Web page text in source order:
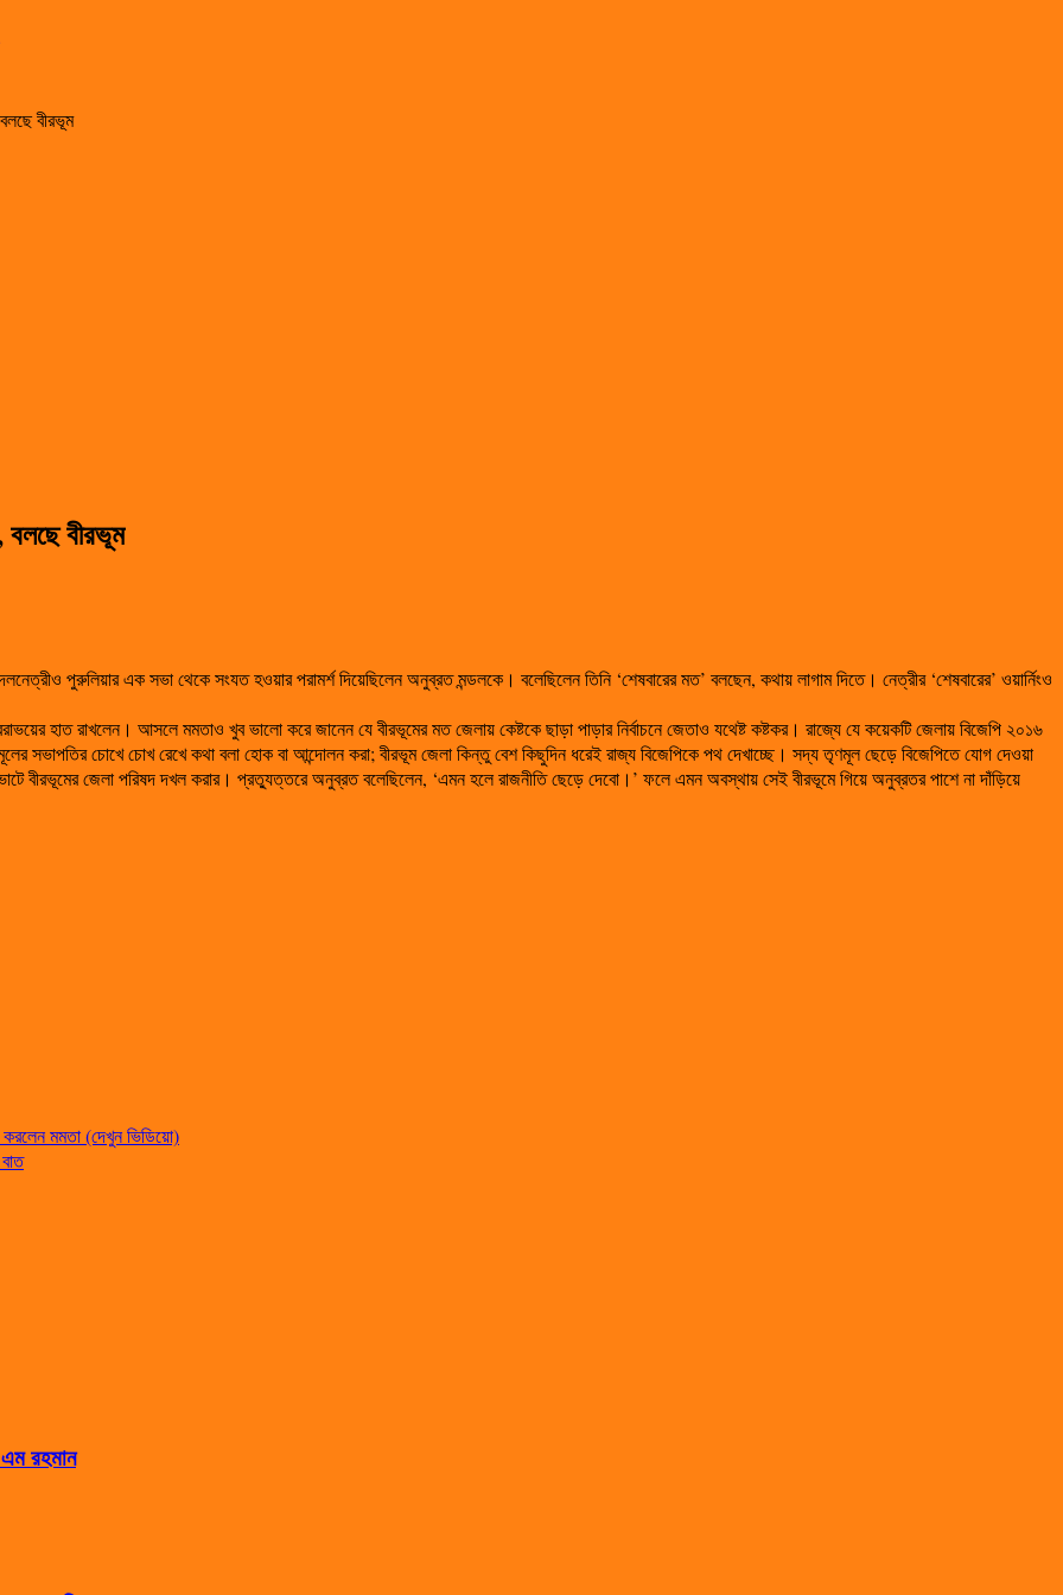
বীরভূম
বলছে বীরভূম
পুরুলিয়ার এক সভা থেকে সংযত হওয়ার পরামর্শ দিয়েছিলেন অনুব্রত মন্ডলকে। বলেছিলেন তিনি ‘শেষবারের মত’ বলছেন, কথায় লাগাম দিতে। নেত্রীর ‘শেষবারের’ ওয়ার্নিংও
হাত রাখলেন। আসলে মমতাও খুব ভালো করে জানেন যে বীরভূমের মত জেলায় কেষ্টকে ছাড়া পাড়ার নির্বাচনে জেতাও যথেষ্ট কষ্টকর। রাজ্যে যে কয়েকটি জেলায় বিজেপি ২০১৬
সভাপতির চোখে চোখ রেখে কথা বলা হোক বা আন্দোলন করা; বীরভূম জেলা কিন্তু বেশ কিছুদিন ধরেই রাজ্য বিজেপিকে পথ দেখাচ্ছে। সদ্য তৃণমূল ছেড়ে বিজেপিতে যোগ দেওয়া
বীরভূমের জেলা পরিষদ দখল করার। প্রত্যুত্তরে অনুব্রত বলেছিলেন, ‘এমন হলে রাজনীতি ছেড়ে দেবো।’ ফলে এমন অবস্থায় সেই বীরভূমে গিয়ে অনুব্রতর পাশে না দাঁড়িয়ে
করলেন মমতা (দেখুন ভিডিয়ো)
রহমান